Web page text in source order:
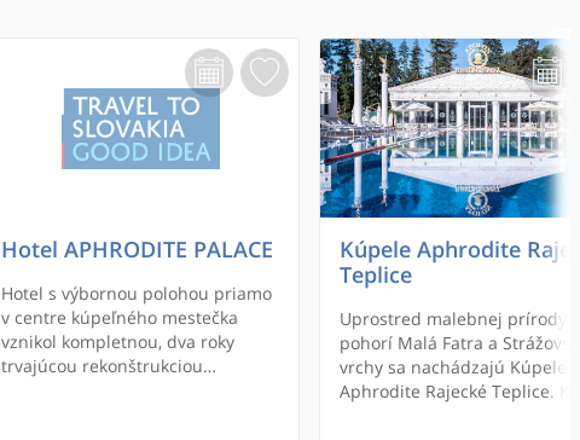
Hotel APHRODITE PALACE
Hotel s výbornou polohou priamo
v centre kúpeľného mestečka
vznikol kompletnou, dva roky
trvajúcou rekonštrukciou
Kúpele Aphrodite
Teplice
Uprostred malebnej prírody
pohorí Malá Fatra a
vrchy sa nachádzajú Kúpele
Aphrodite Rajecké Teplice.